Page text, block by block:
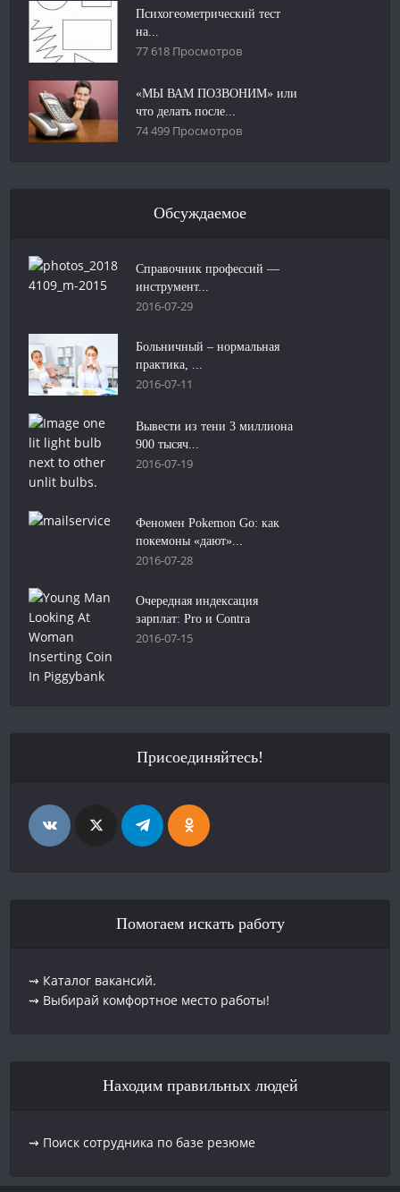
Психогеометрический тест
на...
77 618 Просмотров
«МЫ ВАМ ПОЗВОНИМ» или
что делать после...
74 499 Просмотров
Обсуждаемое
Справочник профессий —
инструмент...
2016-07-29
Больничный – нормальная
практика, ...
2016-07-11
Вывести из тени 3 миллиона
900 тысяч...
2016-07-19
Феномен Pokemon Go: как
покемоны «дают»...
2016-07-28
Очередная индексация
зарплат: Pro и Contra
2016-07-15
Присоединяйтесь!
Помогаем искать работу
⇝ Каталог вакансий.
⇝ Выбирай комфортное место работы!
Находим правильных людей
⇝ Поиск сотрудника по базе резюме